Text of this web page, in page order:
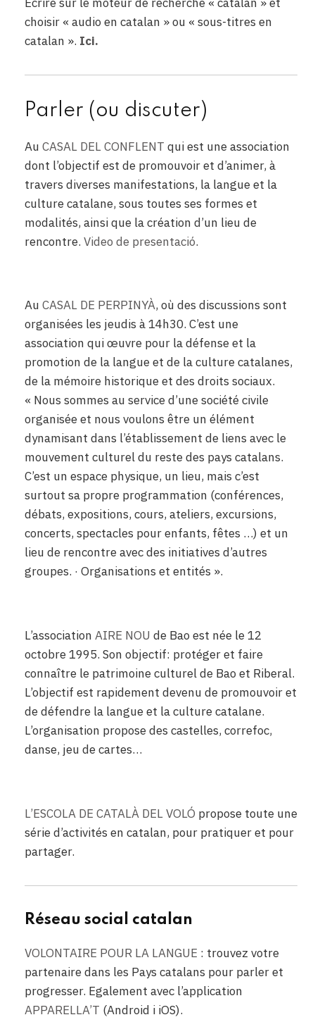
choisir « audio en catalan » ou « sous-titres en
catalan ». Ici.
Parler (ou discuter)
Au CASAL DEL CONFLENT qui est une association
dont l’objectif est de promouvoir et d’animer, à
travers diverses manifestations, la langue et la
culture catalane, sous toutes ses formes et
modalités, ainsi que la création d’un lieu de
rencontre. Video de presentació.
Au CASAL DE PERPINYÀ, où des discussions sont
organisées les jeudis à 14h30. C’est une
association qui œuvre pour la défense et la
promotion de la langue et de la culture catalanes,
de la mémoire historique et des droits sociaux.
« Nous sommes au service d’une société civile
organisée et nous voulons être un élément
dynamisant dans l’établissement de liens avec le
mouvement culturel du reste des pays catalans.
C’est un espace physique, un lieu, mais c’est
surtout sa propre programmation (conférences,
débats, expositions, cours, ateliers, excursions,
concerts, spectacles pour enfants, fêtes …) et un
lieu de rencontre avec des initiatives d’autres
groupes. · Organisations et entités ».
L’association AIRE NOU de Bao est née le 12
octobre 1995. Son objectif: protéger et faire
connaître le patrimoine culturel de Bao et Riberal.
L’objectif est rapidement devenu de promouvoir et
de défendre la langue et la culture catalane.
L’organisation propose des castelles, correfoc,
danse, jeu de cartes…
L’ESCOLA DE CATALÀ DEL VOLÓ propose toute une
série d’activités en catalan, pour pratiquer et pour
partager.
Réseau social catalan
VOLONTAIRE POUR LA LANGUE : trouvez votre
partenaire dans les Pays catalans pour parler et
progresser. Egalement avec l’application
APPARELLA’T (Android i iOS).